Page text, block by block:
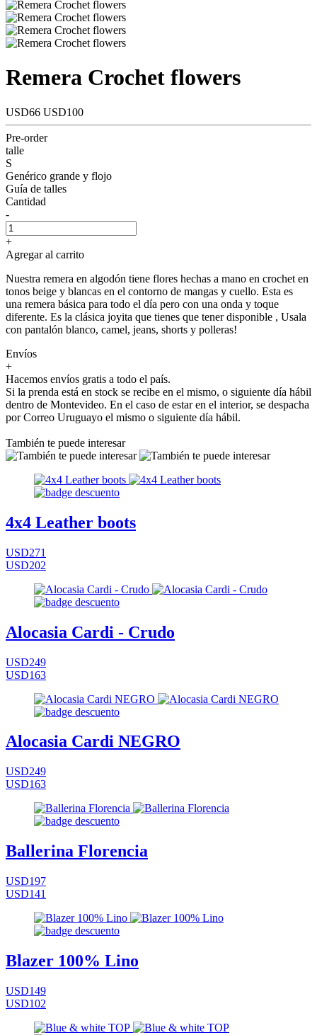
Remera Crochet flowers
USD66 USD100
Pre-order
talle
S
Genérico grande y flojo
Guía de talles
Cantidad
-
+
Agregar al carrito
Nuestra remera en algodón tiene flores hechas a mano en crochet en
tonos beige y blancas en el contorno de mangas y cuello. Esta es
una remera básica para todo el día pero con una onda y toque
diferente. Es la clásica joyita que tienes que tener disponible , Usala
con pantalón blanco, camel, jeans, shorts y polleras!
Envíos
+
Hacemos envíos gratis a todo el país.
Si la prenda está en stock se recibe en el mismo, o siguiente día hábil
dentro de Montevideo. En el caso de estar en el interior, se despacha
por Correo Uruguayo el mismo o siguiente día hábil.
También te puede interesar
4x4 Leather boots
USD271
USD202
Alocasia Cardi - Crudo
USD249
USD163
Alocasia Cardi NEGRO
USD249
USD163
Ballerina Florencia
USD197
USD141
Blazer 100% Lino
USD149
USD102